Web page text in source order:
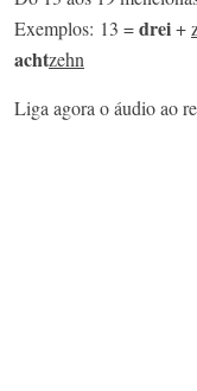
Exemplos: 13 =drei+
achtzehn
Liga agora o áudio ao